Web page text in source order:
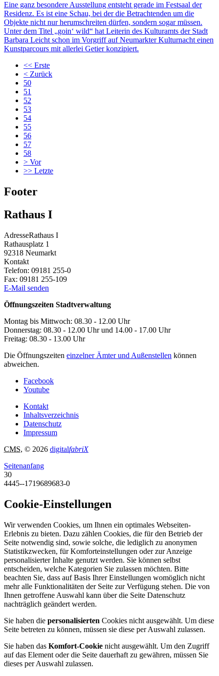
Eine ganz besondere Ausstellung entsteht gerade im Festsaal der
Residenz. Es ist eine Schau, bei der die Betrachtenden um die
Objekte nicht nur herumschreiten dürfen, sondern sogar müssen.
Unter dem Titel „goin‘ wild“ hat Leiterin des Kulturamts der Stadt
Barbara Leicht schon im Vorgriff auf Neumarkter Kulturnacht einen
Kunstparcours mit allerlei Getier konzipiert.
<< Erste
< Zurück
50
51
52
53
54
55
56
57
58
> Vor
>> Letzte
Footer
Rathaus I
AdresseRathaus I
Rathausplatz 1
92318 Neumarkt
Kontakt
Telefon: 09181 255-0
Fax: 09181 255-109
E-Mail senden
Öffnungszeiten Stadtverwaltung
Montag bis Mittwoch: 08.30 - 12.00 Uhr
Donnerstag: 08.30 - 12.00 Uhr und 14.00 - 17.00 Uhr
Freitag: 08.30 - 13.00 Uhr
Die Öffnungszeiten einzelner Ämter und Außenstellen können
abweichen.
Facebook
Youtube
Kontakt
Inhaltsverzeichnis
Datenschutz
Impressum
CMS, © 2026 digitalfabriX
Seitenanfang
30
4445--1719689683-0
Cookie-Einstellungen
Wir verwenden Cookies, um Ihnen ein optimales Webseiten-
Erlebnis zu bieten. Dazu zählen Cookies, die für den Betrieb der
Seite notwendig sind, sowie solche, die lediglich zu anonymen
Statistikzwecken, für Komforteinstellungen oder zur Anzeige
personalisierter Inhalte genutzt werden. Sie können selbst
entscheiden, welche Kategorien Sie zulassen möchten. Bitte
beachten Sie, dass auf Basis Ihrer Einstellungen womöglich nicht
mehr alle Funktionalitäten der Seite zur Verfügung stehen. Die von
Ihnen getroffene Auswahl kann über die Seite Datenschutz
nachträglich geändert werden.
Sie haben die personalisierten Cookies nicht ausgewählt. Um diese
Seite betreten zu können, müssen sie diese per Auswahl zulassen.
Sie haben das Komfort-Cookie nicht ausgewählt. Um den Zugriff
auf das Element oder die Seite dauerhaft zu gewähren, müssen Sie
dieses per Auswahl zulassen.